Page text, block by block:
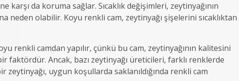
karşı da koruma sağlar. Sıcaklık değişimleri, zeytinyağının
neden olabilir. Koyu renkli cam, zeytinyağı şişelerini sıcaklıktan
renkli camdan yapılır, çünkü bu cam, zeytinyağının kalitesini
faktördür. Ancak, bazı zeytinyağı üreticileri, farklı renklerde
uygun koşullarda saklanıldığında renkli cam